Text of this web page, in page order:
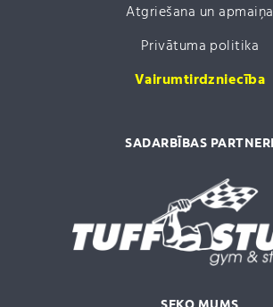
Atgriešana un apmaiņa
Privātuma politika
Vairumtirdzniecība
SADARBĪBAS PARTNERI
SEKO MUMS